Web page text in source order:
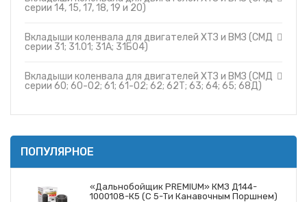
серии 14, 15, 17, 18, 19 и 20)
Вкладыши коленвала для двигателей ХТЗ и ВМЗ (СМД
серии 31; 31.01; 31А; 31Б04)
Вкладыши коленвала для двигателей ХТЗ и ВМЗ (СМД
серии 60; 60-02; 61; 61-02; 62; 62Т; 63; 64; 65; 68Д)
ПОПУЛЯРНОЕ
«Дальнобойщик PREMIUM» КМЗ Д144-
1000108-К5 (с 5-Ти Канавочным Поршнем)